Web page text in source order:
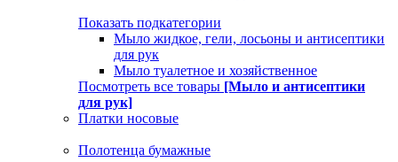
Показать подкатегории
Мыло жидкое, гели, лосьоны и антисептики
для рук
Мыло туалетное и хозяйственное
Посмотреть все товары [Мыло и антисептики
для рук]
Платки носовые
Полотенца бумажные